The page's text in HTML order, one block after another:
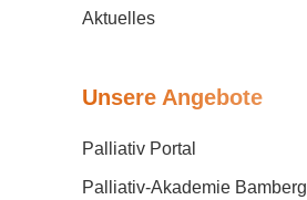
Aktuelles
Unsere Angebote
Palliativ Portal
Palliativ-Akademie Bamberg